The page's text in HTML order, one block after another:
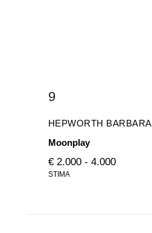
9
HEPWORTH BARBARA
Moonplay
€ 2.000 - 4.000
STIMA